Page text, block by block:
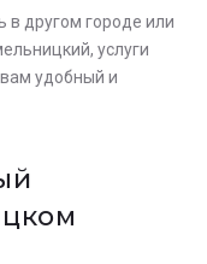
в другом городе или
услуги
удобный и